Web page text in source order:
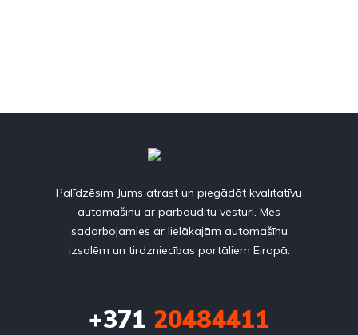
Palīdzēsim Jums atrast un piegādāt kvalitatīvu
automašīnu ar pārbaudītu vēsturi. Mēs
sadarbojamies ar lielākajām automašīnu
izsolēm un tirdzniecības portāliem Eiropā.
+371 20484411